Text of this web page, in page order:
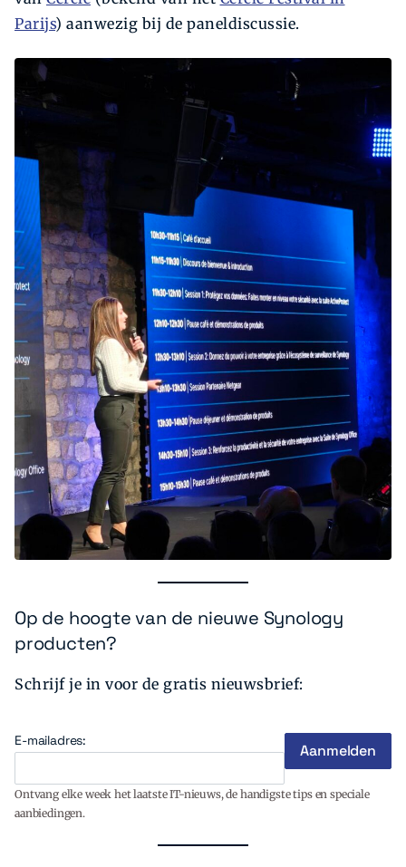
Parijs) aanwezig bij de paneldiscussie.
Op de hoogte van de nieuwe Synology
producten?
Schrijf je in voor de gratis nieuwsbrief:
E-mailadres:
Ontvang elke week het laatste IT-nieuws, de handigste tips en speciale
aanbiedingen.